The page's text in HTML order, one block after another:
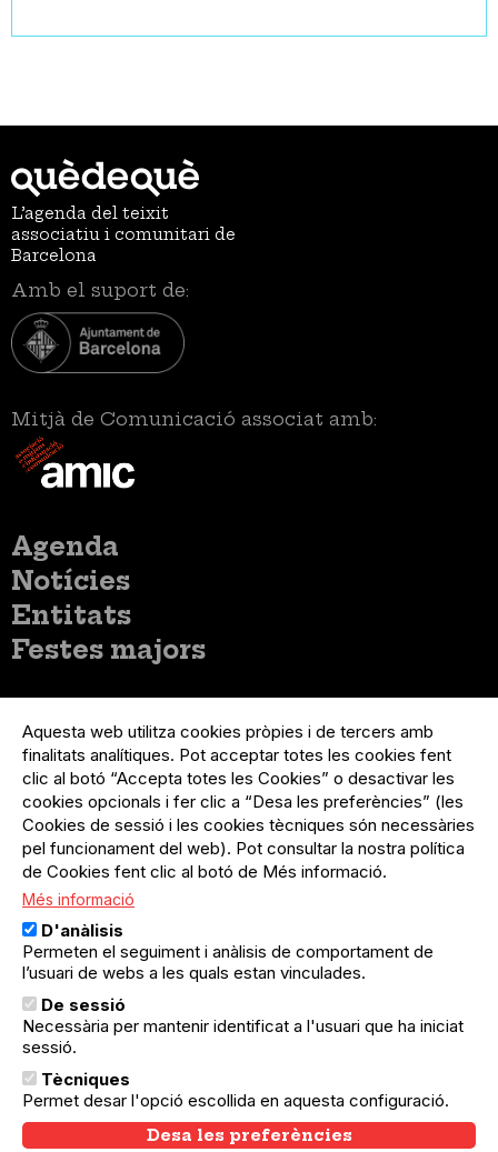
L’agenda del teixit
associatiu i comunitari de
Barcelona
Amb el suport de:
Mitjà de Comunicació associat amb:
Menú
principal
Agenda
Notícies
Entitats
Festes majors
del
compte
d'usuari
Menú
usuari
no
loggat
Registre organització
Menú
Peu
Sobre el projecte
Preguntes freqüents
Contacte
Menú
Legal
Política de privacitat
Avís legal
Política de cookies
El Quèdequè no es fa responsable de les activitats
programades; en són responsables els col·lectius
organitzadors.
© Quedequè, 2025
Aquesta web utilitza cookies pròpies i de tercers amb
finalitats analítiques. Pot acceptar totes les cookies fent
clic al botó “Accepta totes les Cookies” o desactivar les
cookies opcionals i fer clic a “Desa les preferències” (les
Cookies de sessió i les cookies tècniques són necessàries
pel funcionament del web). Pot consultar la nostra política
de Cookies fent clic al botó de Més informació.
Més informació
D'anàlisis
Permeten el seguiment i anàlisis de comportament de
l’usuari de webs a les quals estan vinculades.
De sessió
Necessària per mantenir identificat a l'usuari que ha iniciat
sessió.
Tècniques
Permet desar l'opció escollida en aquesta configuració.
Desa les preferències